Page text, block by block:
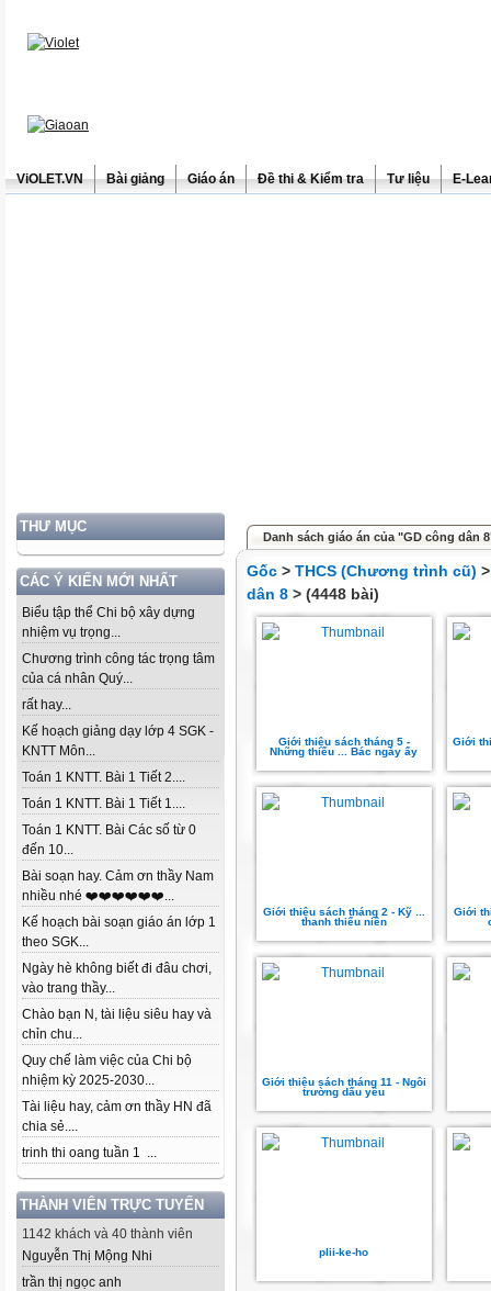
ViOLET.VN Bài giảng Giáo án Đề thi & Kiểm tra Tư liệu E-
THƯ MỤC
CÁC Ý KIẾN MỚI NHẤT
Biểu tập thể Chi bộ xây dựng
nhiệm vụ trọng...
Chương trình công tác trọng tâm
của cá nhân Quý...
rất hay...
Kế hoạch giảng dạy lớp 4 SGK -
KNTT Môn...
Toán 1 KNTT. Bài 1 Tiết 2....
Toán 1 KNTT. Bài 1 Tiết 1....
Toán 1 KNTT. Bài Các số từ 0
đến 10...
Bài soạn hay. Cảm ơn thầy Nam
nhiều nhé ❤️❤️❤️❤️❤️❤️...
Kế hoạch bài soạn giáo án lớp 1
theo SGK...
Ngày hè không biết đi đâu chơi,
vào trang thầy...
Chào bạn N, tài liệu siêu hay và
chỉn chu...
Quy chế làm việc của Chi bộ
nhiệm kỳ 2025-2030...
Tài liệu hay, cảm ơn thầy HN đã
chia sẻ....
trinh thi oang tuần 1 ...
THÀNH VIÊN TRỰC TUYẾN
1142 khách và 40 thành viên
Nguyễn Thị Mộng Nhi
trần thị ngọc anh
Danh sách giáo án của "GD công dân
Gốc > THCS (Chương trình cũ)
dân 8 > (4448 bài)
Giới thiệu sách tháng 5 -
Những thiếu ... Bác ngày ấy
Giới
Giới thiệu sách tháng 2 - Kỹ ...
thanh thiếu niên
Giới
Giới thiệu sách tháng 11 - Ngôi
trường dấu yêu
plii-ke-ho